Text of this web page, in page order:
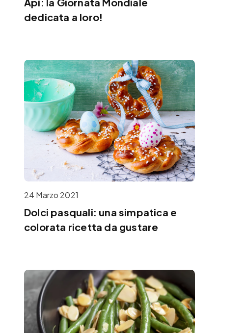
dedicata a loro!
24 Marzo 2021
Dolci pasquali: una simpatica e
colorata ricetta da gustare